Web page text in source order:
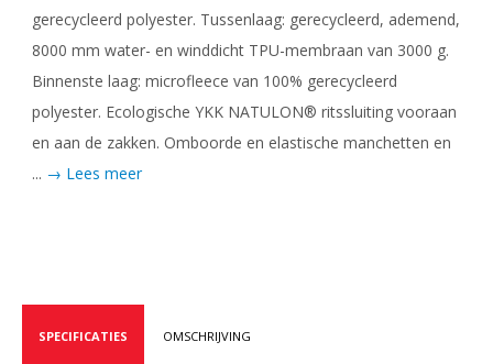
gerecycleerd polyester. Tussenlaag: gerecycleerd, ademend,
8000 mm water- en winddicht TPU-membraan van 3000 g.
Binnenste laag: microfleece van 100% gerecycleerd
polyester. Ecologische YKK NATULON® ritssluiting vooraan
en aan de zakken. Omboorde en elastische manchetten en
... → Lees meer
SPECIFICATIES OMSCHRIJVING